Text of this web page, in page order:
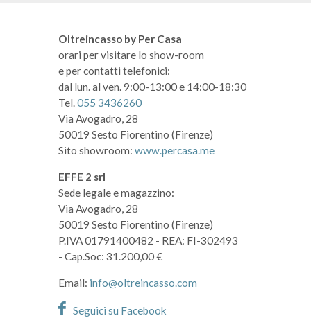
Oltreincasso by Per Casa
orari per visitare lo show-room
e per contatti telefonici:
dal lun. al ven. 9:00-13:00 e 14:00-18:30
Tel.055 3436260
Via Avogadro, 28
50019 Sesto Fiorentino (Firenze)
Sito showroom: www.percasa.me
EFFE 2 srl
Sede legale e magazzino:
Via Avogadro, 28
50019 Sesto Fiorentino (Firenze)
P.IVA 01791400482 - REA: FI-302493
- Cap.Soc: 31.200,00 €
Email: info@oltreincasso.com
Seguici su Facebook